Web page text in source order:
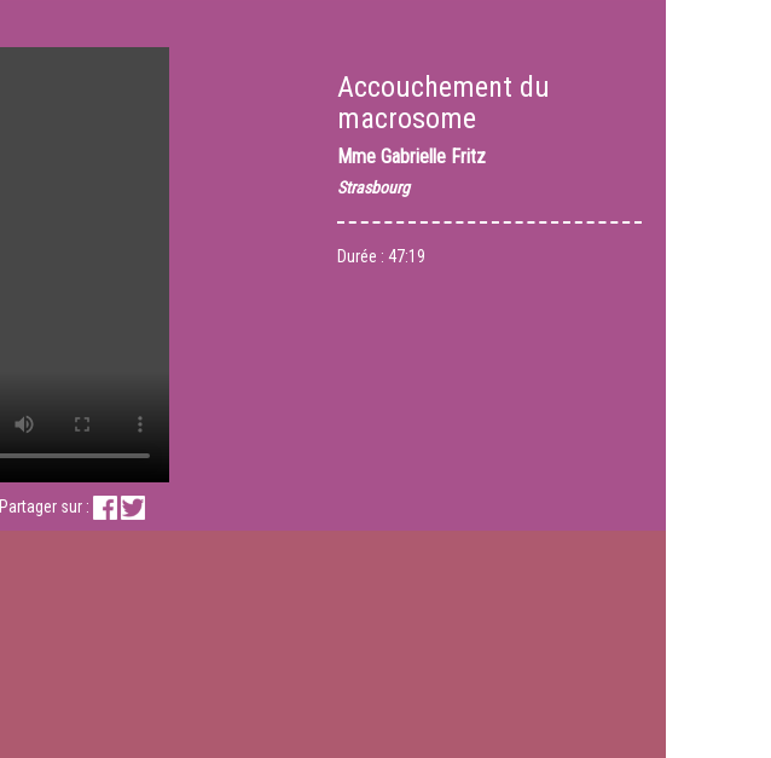
Partager sur :
Accouchement du
macrosome
Mme Gabrielle Fritz
Strasbourg
Durée : 47:19